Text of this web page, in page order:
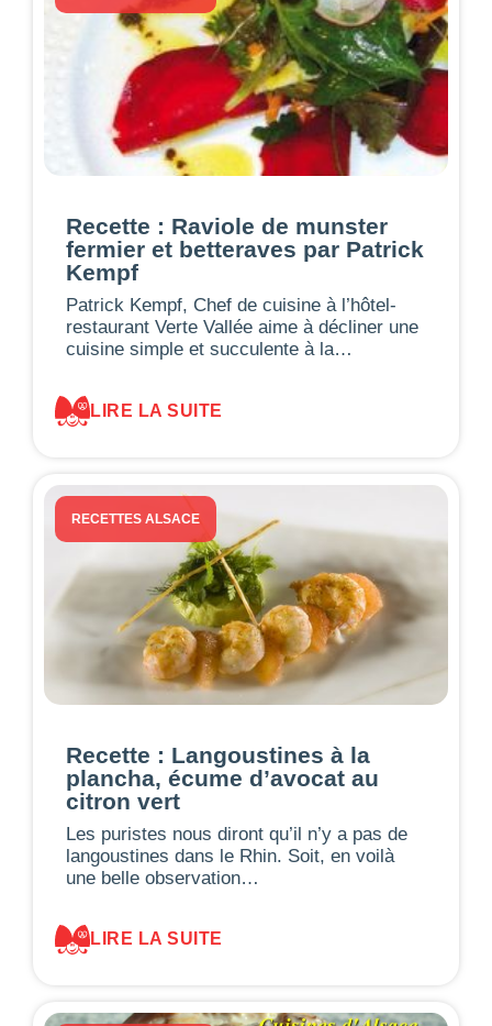
Recette : Raviole de munster
fermier et betteraves par Patrick
Kempf
Patrick Kempf, Chef de cuisine à l’hôtel-
restaurant Verte Vallée aime à décliner une
cuisine simple et succulente à la…
LIRE LA SUITE
RECETTES ALSACE
Recette : Langoustines à la
plancha, écume d’avocat au
citron vert
Les puristes nous diront qu’il n’y a pas de
langoustines dans le Rhin. Soit, en voilà
une belle observation…
LIRE LA SUITE